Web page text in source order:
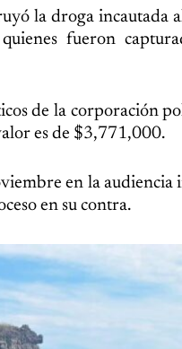
la droga incautada
fueron
de la corporación
es de $3,771,000.
en la
en su contra.